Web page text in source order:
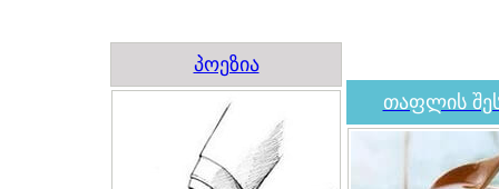
პოეზია
თაფლის